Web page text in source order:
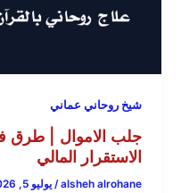
شيخ روحاني عماني
جلب الاموال | طرق
الاستقرار المالي
alsheh alrohane
/يوليو 5, 2026